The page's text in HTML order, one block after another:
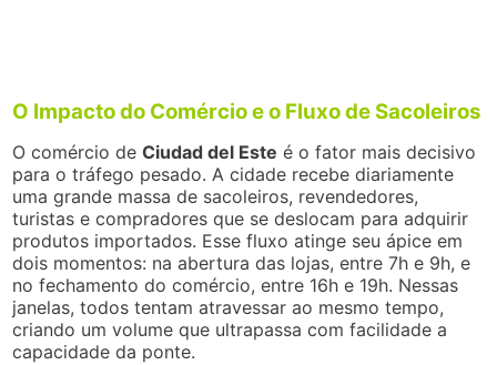
O Impacto do Comércio e o Fluxo de Sacoleiros
O comércio deCiudad del Este é o fator mais decisivo
para o tráfego pesado. A cidade recebe diariamente
uma grande massa de sacoleiros, revendedores,
turistas e compradores que se deslocam para adquirir
produtos importados. Esse fluxo atinge seu ápice em
dois momentos: na abertura das lojas, entre 7h e 9h, e
no fechamento do comércio, entre 16h e 19h. Nessas
janelas, todos tentam atravessar ao mesmo tempo,
criando um volume que ultrapassa com facilidade a
capacidade da ponte.